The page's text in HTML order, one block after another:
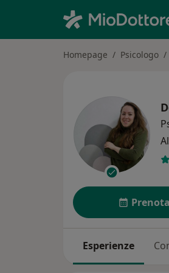
Homepage Psicologo
Esperienze